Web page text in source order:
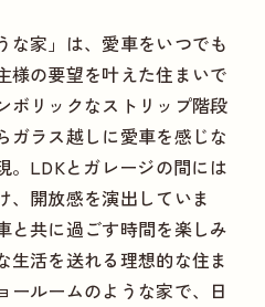
な家」は、愛車をいつでも
様の要望を叶えた住まいで
ボリックなストリップ階段
ガラス越しに愛車を感じな
。LDKとガレージの間には
、開放感を演出していま
と共に過ごす時間を楽しみ
生活を送れる理想的な住ま
ールームのような家で、日